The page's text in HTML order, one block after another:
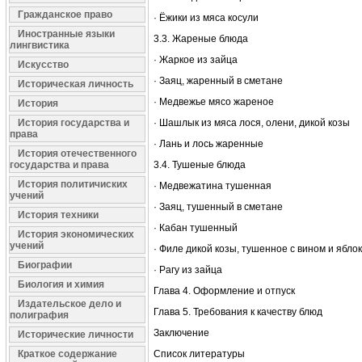
Гражданское право
Иностранные языки
лингвистика
Искусство
Историческая личность
История
История государства и
права
История отечественного
государства и права
История политичиских
учений
История техники
История экономических
учений
Биографии
Биология и химия
Издательское дело и
полиграфия
Исторические личности
Краткое содержание
· Ёжики из мяса косули
3.3. Жареные блюда
· Жаркое из зайца
· Заяц, жаренный в сметане
· Медвежье мясо жареное
· Шашлык из мяса лося, олени, дикой козы
· Лань и лось жаренные
3.4. Тушеные блюда
· Медвежатина тушенная
· Заяц, тушенный в сметане
· Кабан тушенный
· Филе дикой козы, тушенное с вином и
· Рагу из зайца
Глава 4. Оформление и отпуск
Глава 5. Требования к качеству блюд
Заключение
Список литературы